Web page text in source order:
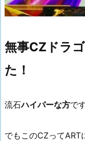
無事CZドラ
た！
流石ハイパーな方で
でもこのCZってART